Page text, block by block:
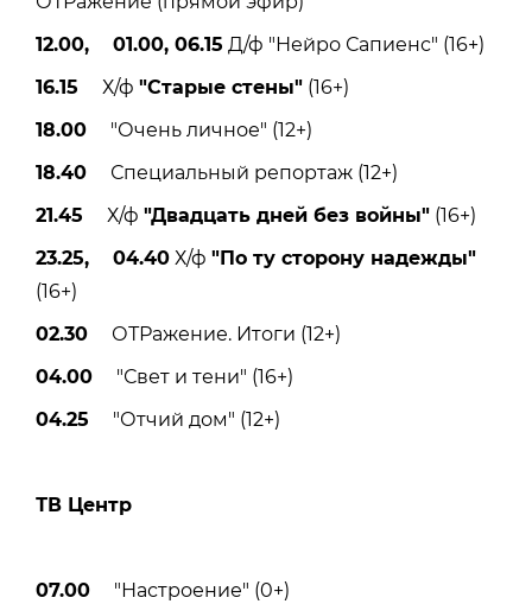
12.00, 01.00, 06.15 Д/ф "Нейро Сапиенс" (16+)
16.15 Х/ф "Старые стены" (16+)
18.00 "Очень личное" (12+)
18.40 Специальный репортаж (12+)
21.45 Х/ф "Двадцать дней без войны" (16+)
23.25, 04.40 Х/ф "По ту сторону надежды"
(16+)
02.30 ОТРажение. Итоги (12+)
04.00 "Свет и тени" (16+)
04.25 "Отчий дом" (12+)
ТВ Центр
07.00 "Настроение" (0+)